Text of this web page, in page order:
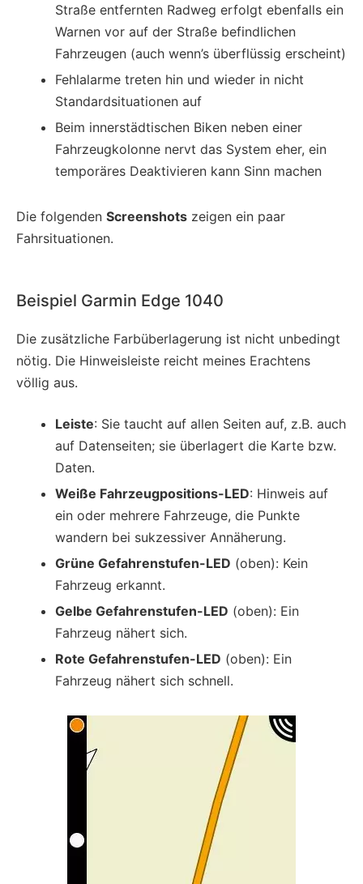
Straße entfernten Radweg erfolgt ebenfalls ein
Warnen vor auf der Straße befindlichen
Fahrzeugen (auch wenn’s überflüssig erscheint)
Fehlalarme treten hin und wieder in nicht
Standardsituationen auf
Beim innerstädtischen Biken neben einer
Fahrzeugkolonne nervt das System eher, ein
temporäres Deaktivieren kann Sinn machen
Die folgenden Screenshots zeigen ein paar
Fahrsituationen.
Beispiel Garmin Edge 1040
Die zusätzliche Farbüberlagerung ist nicht unbedingt
nötig. Die Hinweisleiste reicht meines Erachtens
völlig aus.
Leiste: Sie taucht auf allen Seiten auf, z.B. auch
auf Datenseiten; sie überlagert die Karte bzw.
Daten.
Weiße Fahrzeugpositions-LED: Hinweis auf
ein oder mehrere Fahrzeuge, die Punkte
wandern bei sukzessiver Annäherung.
Grüne Gefahrenstufen-LED (oben): Kein
Fahrzeug erkannt.
Gelbe Gefahrenstufen-LED (oben): Ein
Fahrzeug nähert sich.
Rote Gefahrenstufen-LED (oben): Ein
Fahrzeug nähert sich schnell.